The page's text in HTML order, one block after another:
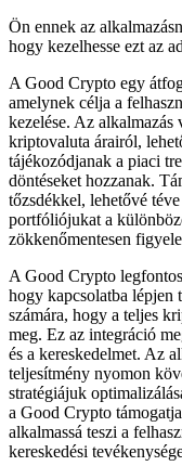
Ön ennek az
hogy kezelhesse ezt az
A Good Crypto egy
amelynek célja a
kezelése. Az alkalmazás
kriptovaluta árairól,
tájékozódjanak a piaci
döntéseket hozzanak.
tőzsdékkel, lehetővé
portfóliójukat a
zökkenőmentesen
A Good Crypto
hogy kapcsolatba lépjen
számára, hogy a teljes
meg. Ez az integráció
és a kereskedelmet. Az
teljesítmény nyomon
stratégiájuk
a Good Crypto
alkalmassá teszi a
kereskedési